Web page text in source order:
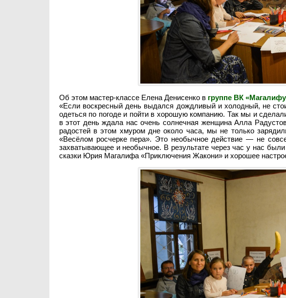
Об этом мастер-классе Елена Денисенко в группе ВК
«Если воскресный день выдался дождливый и холодный, не
одеться по погоде и пойти в хорошую компанию. Так мы и
в этот день ждала нас очень солнечная женщина Алла
радостей в этом хмуром дне около часа, мы не только
«Весёлом росчерке пера». Это необычное действие — не
захватывающее и необычное. В результате через час у нас
сказки Юрия Магалифа «Приключения Жакони» и хорошее